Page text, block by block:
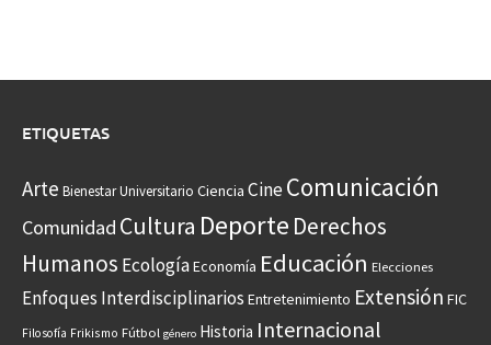
ETIQUETAS
Arte Bienestar Universitario Ciencia CineComunicación
Comunidad Cultura Deporte Derechos
Humanos EcologíaEconomía Educación Elecciones
Enfoques Interdisciplinarios Entretenimiento Extensión FIC
Filosofía Frikismo Fútbol género Historia Internacional